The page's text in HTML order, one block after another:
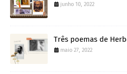
junho 10, 2022
Três poemas de
maio 27, 2022